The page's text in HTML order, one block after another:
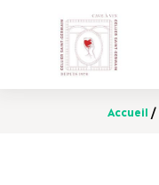
Accueil /